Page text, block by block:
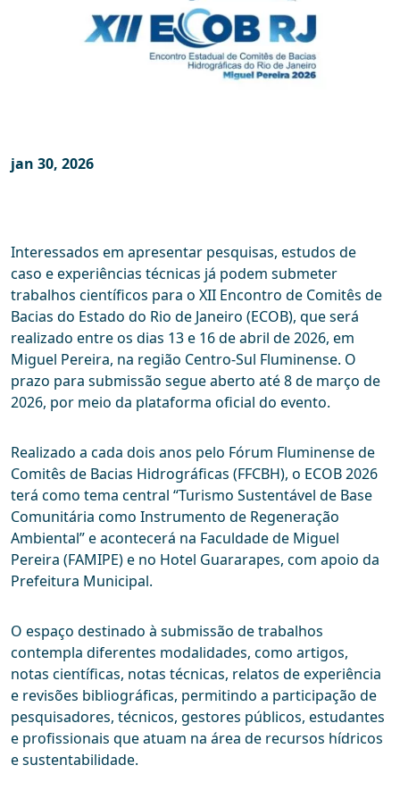
jan 30, 2026
Interessados em apresentar pesquisas, estudos de
caso e experiências técnicas já podem submeter
trabalhos científicos para o XII Encontro de Comitês de
Bacias do Estado do Rio de Janeiro (ECOB), que será
realizado entre os dias 13 e 16 de abril de 2026, em
Miguel Pereira, na região Centro-Sul Fluminense. O
prazo para submissão segue aberto até 8 de março de
2026, por meio da plataforma oficial do evento.
Realizado a cada dois anos pelo Fórum Fluminense de
Comitês de Bacias Hidrográficas (FFCBH), o ECOB 2026
terá como tema central “Turismo Sustentável de Base
Comunitária como Instrumento de Regeneração
Ambiental” e acontecerá na Faculdade de Miguel
Pereira (FAMIPE) e no Hotel Guararapes, com apoio da
Prefeitura Municipal.
O espaço destinado à submissão de trabalhos
contempla diferentes modalidades, como artigos,
notas científicas, notas técnicas, relatos de experiência
e revisões bibliográficas, permitindo a participação de
pesquisadores, técnicos, gestores públicos, estudantes
e profissionais que atuam na área de recursos hídricos
e sustentabilidade.